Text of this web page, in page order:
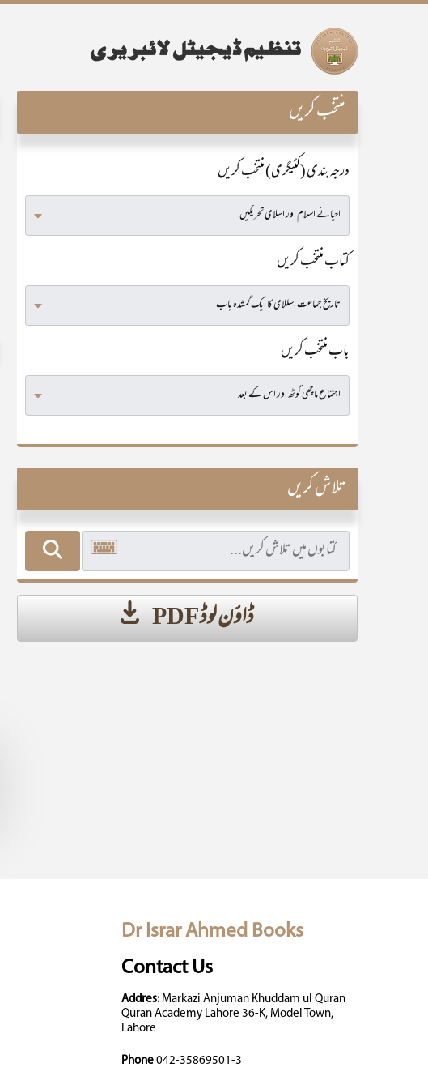
منتخب کریں
درجہ بندی (کٹیگری) منتخب کریں
کتاب منتخب کریں
باب منتخب کریں
تلاش کریں
ڈاؤن لوڈ PDF
Dr Israr Ahmed Books
Contact Us
Addres:Markazi Anjuman Khuddam ul Quran
Quran Academy Lahore 36-K, Model Town,
Lahore
Phone 042-35869501-3